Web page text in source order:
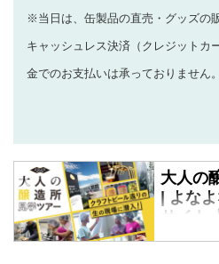
※当日は、缶製品の直売・グッズの
キャッシュレス決済（クレジットカ
金でのお支払いは承っておりません。
大人の
| よな
サイト
「よな